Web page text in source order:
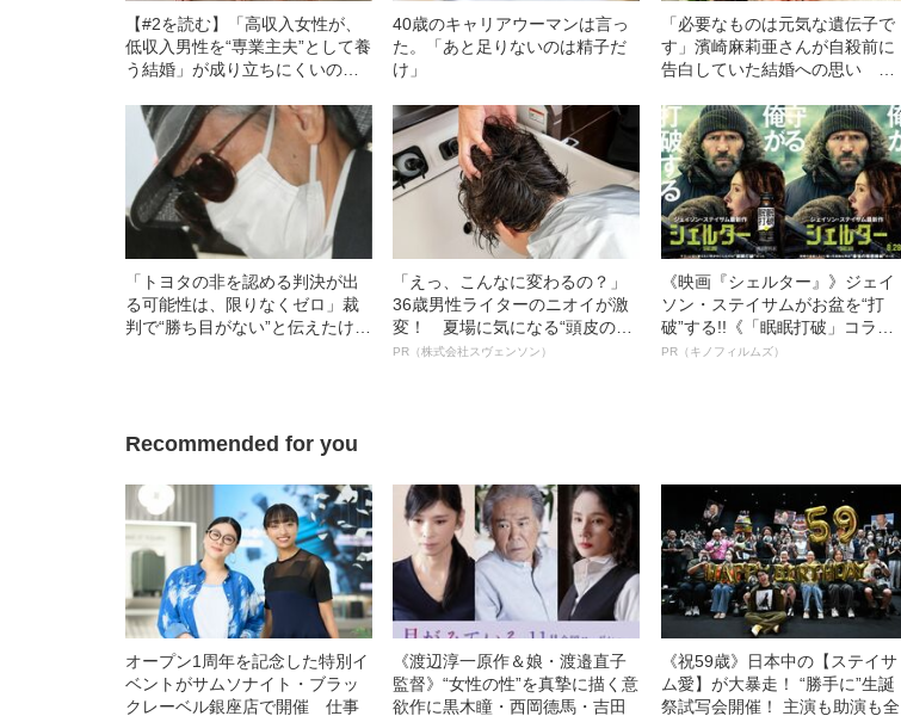
【#2を読む】「高収入女性が、
低収入男性を“専業主夫”として養
う結婚」が成り立ちにくいのは
40歳のキャリアウーマンは言っ
た。「あと足りないのは精子だ
け」
「必要なものは元気な遺伝子で
す」濱崎麻莉亜さんが自殺前に
告白していた結婚への思い
「トヨタの非を認める判決が出
る可能性は、限りなくゼロ」裁
判で“勝ち目がない”と伝えたけれ
「えっ、こんなに変わるの？」
36歳男性ライターのニオイが激
変！ 夏場に気になる“頭皮のニ
オイ”や“ベタつき”を解消す
PR（株式会社スヴェンソン）
《映画『シェルター』》ジェイ
ソン・ステイサムがお盆を“打
破”する!!《「眠眠打破」コラ
ボ》
PR（キノフィルムズ）
Recommended for you
オープン1周年を記念した特別イ
ベントがサムソナイト・ブラッ
クレーベル銀座店で開催 仕事
《渡辺淳一原作＆娘・渡邉直子
監督》“女性の性”を真摯に描く意
欲作に黒木瞳・西岡德馬・吉田
《祝59歳》日本中の【ステイサ
ム愛】が大暴走！ “勝手に”生誕
祭試写会開催！ 主演も助演も全